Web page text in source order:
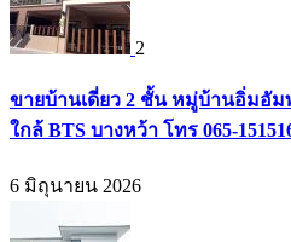
2
ขายบ้านเดี่ยว 2 ชั้น หมู่บ้านอิ่มอั
ใกล้ BTS บางหว้า โทร 065-
6 มิถุนายน 2026